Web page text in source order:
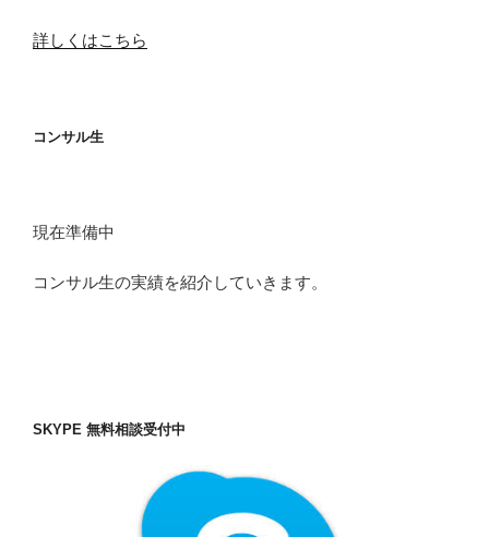
詳しくはこちら
コンサル生
現在準備中
コンサル生の実績を紹介していきます。
SKYPE 無料相談受付中